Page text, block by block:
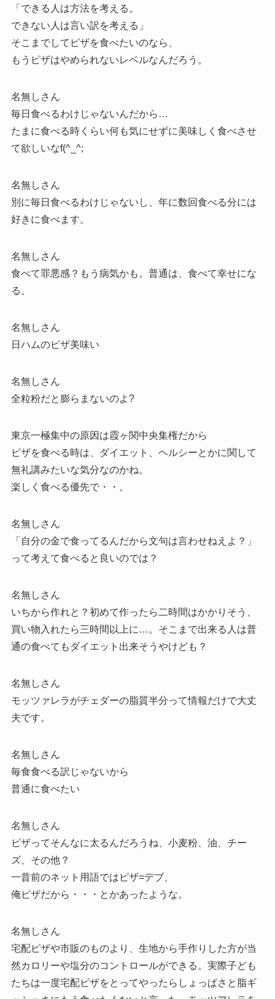
「できる人は方法を考える。
できない人は言い訳を考える」
そこまでしてピザを食べたいのなら、
もうピザはやめられないレベルなんだろう。
名無しさん
毎日食べるわけじゃないんだから…
たまに食べる時くらい何も気にせずに美味しく食べさせ
て欲しいなf(^_^;
名無しさん
別に毎日食べるわけじゃないし、年に数回食べる分には
好きに食べます。
名無しさん
食べて罪悪感？もう病気かも。普通は、食べて幸せにな
る。
名無しさん
日ハムのピザ美味い
名無しさん
全粒粉だと膨らまないのよ?
東京一極集中の原因は霞ヶ関中央集権だから
ピザを食べる時は、ダイエット、ヘルシーとかに関して
無礼講みたいな気分なのかね。
楽しく食べる優先で・・。
名無しさん
「自分の金で食ってるんだから文句は言わせねえよ？」
って考えて食べると良いのでは？
名無しさん
いちから作れと？初めて作ったら二時間はかかりそう、
買い物入れたら三時間以上に…。そこまで出来る人は普
通の食べてもダイエット出来そうやけども？
名無しさん
モッツァレラがチェダーの脂質半分って情報だけで大丈
夫です。
名無しさん
毎食食べる訳じゃないから
普通に食べたい
名無しさん
ピザってそんなに太るんだろうね、小麦粉、油、チー
ズ、その他？
一昔前のネット用語ではピザ=デブ、
俺ピザだから・・・とかあったような。
名無しさん
宅配ピザや市販のものより、生地から手作りした方が当
然カロリーや塩分のコントロールができる。実際子ども
たちは一度宅配ピザをとってやったらしょっぱさと脂ギ